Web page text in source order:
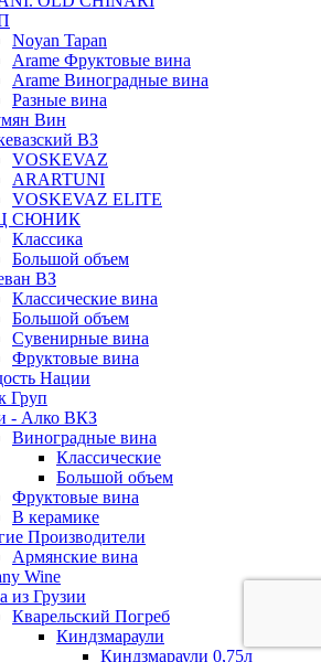
Noyan Tapan
Arame Фруктовые вина
Arame Виноградные вина
Разные вина
Вин
ВЗ
VOSKEVAZ
ARARTUNI
VOSKEVAZ ELITE
СЮНИК
Классика
Большой объем
ВЗ
Классические вина
Большой объем
Сувенирные вина
Фруктовые вина
Нации
Груп
- Алко ВКЗ
Виноградные вина
Классические
Большой объем
Фруктовые вина
В керамике
Производители
Армянские вина
Wine
из Грузии
Кварельский Погреб
Киндзмараули
Киндзмараули 0,75л